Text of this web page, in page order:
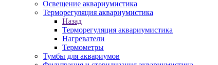
Освещение аквариумистика
Терморегуляция аквариумистика
Назад
Терморегуляция аквариумистика
Нагреватели
Термометры
Тумбы для аквариумов